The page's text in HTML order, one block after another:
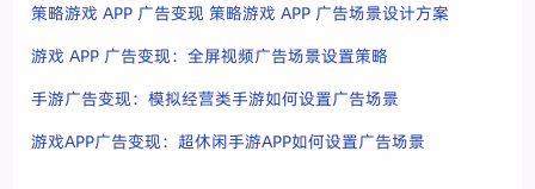
策略游戏 APP 广告变现 策略游戏 APP 广告场景设计方案
游戏 APP 广告变现：全屏视频广告场景设置策略
手游广告变现：模拟经营类手游如何设置广告场景
游戏APP广告变现：超休闲手游APP如何设置广告场景